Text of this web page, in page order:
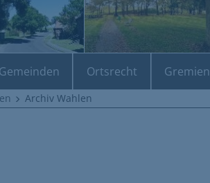
Gemeinden Ortsrecht Gremien
Archiv Wahlen